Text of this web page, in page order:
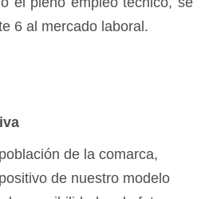
6 al mercado laboral.
de la comarca,
de nuestro modelo